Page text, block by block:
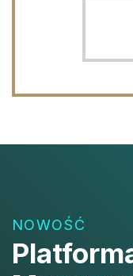
NOWOŚĆ